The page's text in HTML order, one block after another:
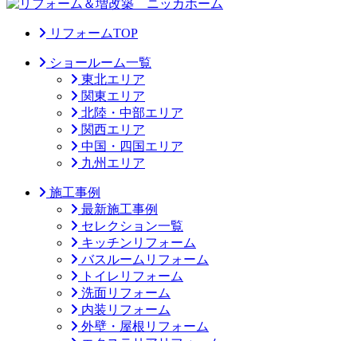
リフォームTOP
ショールーム一覧
東北エリア
関東エリア
北陸・中部エリア
関西エリア
中国・四国エリア
九州エリア
施工事例
最新施工事例
セレクション一覧
キッチンリフォーム
バスルームリフォーム
トイレリフォーム
洗面リフォーム
内装リフォーム
外壁・屋根リフォーム